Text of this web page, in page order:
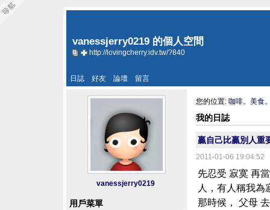
vanessjerry0219 的個人空間
http://lovingcherry.idv.tw/?840
日誌 好友 論壇 留言
您的位置:咖啡。美食
我的日誌
贏自己比贏別人重
2011-01-06 19:04:52
先忍受 寂寞 再
人，有人稱我為
那時候， 父母
vanessjerry0219
用戶菜單